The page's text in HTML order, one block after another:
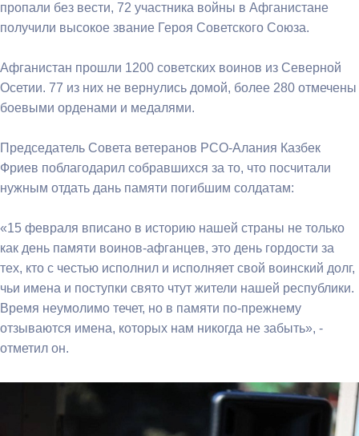
пропали без вести, 72 участника войны в Афганистане
получили высокое звание Героя Советского Союза.
Афганистан прошли 1200 советских воинов из Северной
Осетии. 77 из них не вернулись домой, более 280 отмечены
боевыми орденами и медалями.
Председатель Совета ветеранов РСО-Алания Казбек
Фриев поблагодарил собравшихся за то, что посчитали
нужным отдать дань памяти погибшим солдатам:
«15 февраля вписано в историю нашей страны не только
как день памяти воинов-афганцев, это день гордости за
тех, кто с честью исполнил и исполняет свой воинский долг,
чьи имена и поступки свято чтут жители нашей республики.
Время неумолимо течет, но в памяти по-прежнему
отзываются имена, которых нам никогда не забыть», -
отметил он.